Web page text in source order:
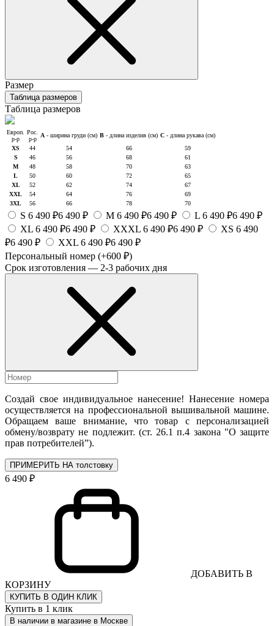
Размер
Таблица размеров
Таблица размеров
Европ.
р-р
Рос.
р-р
A - ширина груди (см) B - длина изделия (см) C - длина рукава (см)
XS
44 54 66
59
S
46 56 68
61
M
48 58 70
63
L
50 60 72
65
XL
52 62 74
67
XXL
54 64 76
69
3XL
56 66 78 70
S 6 490 ₽6 490 ₽ M 6 490 ₽6 490 ₽ L 6 490 ₽6 490 ₽
XL 6 490 ₽6 490 ₽ XXXL 6 490 ₽6 490 ₽ XS 6 490
₽6 490 ₽ XXL 6 490 ₽6 490 ₽
Персональный номер (+600 ₽)
Срок изготовления — 2-3 рабочих дня
Создай свое индивидуальное нанесение! Нанесение номера
осуществляется на профессиональной вышивальной машине.
Обращаем ваше внимание, что товар с персонализацией
обмену/возврату не подлежит. (ст. 26.1 п.4 закона "О защите
прав потребителей”).
ПРИМЕРИТЬ НА толстовку
6 490 ₽
ДОБАВИТЬ В
КОРЗИНУ
КУПИТЬ В ОДИН КЛИК
Купить в 1 клик
В наличии в магазине в Москве